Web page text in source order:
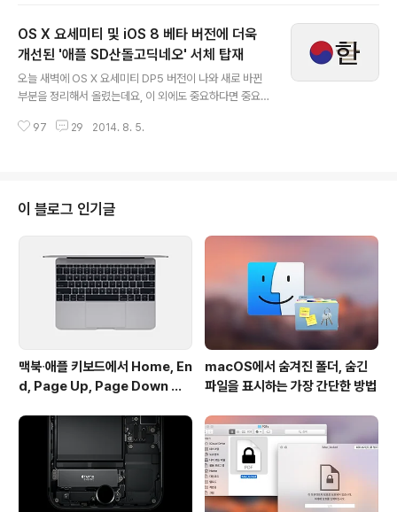
자가 서명이 업데이트되지 않은 애플리케이션을 실행하려
고 하면, 비록 맥 앱스토어에서 구매한 앱이더라도, "확인
되지 않은 개발자가 배포했기 때문에 열 수 없습니다.' 같은
문구가 나타나게 됩니다. 이와 같은 정책이 시행된 것을 두
고 애플이 최신 운영체제 점유율을 높이기 위한 꼼수를 부
리고 있다는 주장도 나오고 있으나, 개발자가 서명만 업데
OS X 요세미티 및 iOS 8 베타 버전에 더욱
개선된 '애플 SD산돌고딕네오' 서체 탑재
오늘 새벽에 OS X 요세미티 DP5 버전이 나와 새로 바뀐
부분을 정리해서 올렸는데요, 이 외에도 중요하다면 중요
립니다. 예전에 맥이나 아이폰으로 특정 한글 자모를 조합
소식을 전해 들었습니다. 단순한 서체 오류였는데 제작사
(산돌)가 애플에 수정본을 전달하면서 버그가 말끔히 해결
되었다고 합니다. 바로 테스트 해보니 같은 조건에서 버그
가 더는 발생하지 않습니다. ▼ 여기서 끝이 아닙니다. 단
순히 한글 관련 버그만 수정된 것이 아니라 '애플 SD고딕
네오체'에 포함된 영문 글꼴과 숫자 ..
97 29 2014. 8. 5.
이 블로그 인기글
맥북∙애플 키보드에서 Home, En
d, Page Up, Page Down 키
macOS에서 숨겨진 폴더, 숨긴
파일을 표시하는 가장 간단한 방법